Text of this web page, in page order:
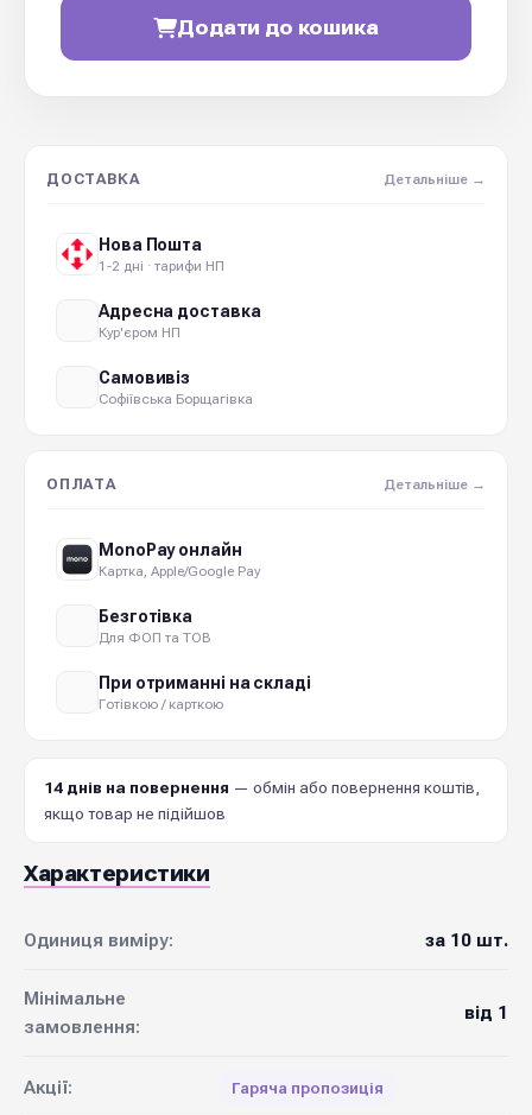
Додати до кошика
ДОСТАВКА Детальніше →
Нова Пошта
1-2 дні · тарифи НП
Адресна доставка
Кур'єром НП
Самовивіз
Софіївська Борщагівка
ОПЛАТА Детальніше →
MonoPay онлайн
Картка, Apple/Google Pay
Безготівка
Для ФОП та ТОВ
При отриманні на складі
Готівкою / карткою
14 днів на повернення — обмін або повернення коштів,
якщо товар не підійшов
Характеристики
Одиниця виміру: за 10 шт.
Мінімальне
замовлення:
від 1
Акції: Гаряча пропозиція